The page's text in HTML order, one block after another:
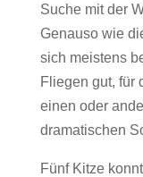
Suche mit der
Genauso wie
sich meistens
Fliegen gut, für
einen oder
dramatischen
Fünf Kitze